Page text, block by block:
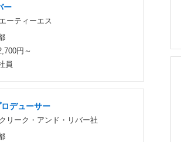
ー
ーティーエス
円～
員
デューサー
リーク・アンド・リバー社